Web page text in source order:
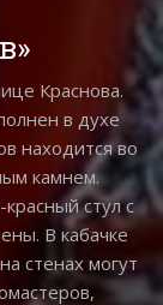
Краснова.
в духе
находится во
камнем.
стул с
В кабачке
стенах могут